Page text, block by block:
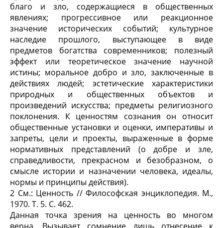
благо и зло, содержащиеся в общественных
явлениях; прогрессивное или реакционное
значение исторических событий; культурное
наследие прошлого, выступающее в виде
предметов богатства современников; полезный
эффект или теоретическое значение научной
истины; моральное добро и зло, заключенные в
действиях людей; эстетические характеристики
природных и общественных объектов и
произведений искусства; предметы религиозного
поклонения. К ценностям сознания он относит
общественные установки и оценки, императивы и
запреты, цели и проекты, выраженные в форме
нормативных представлений (о добре и зле,
справедливости, прекрасном и безобразном, о
смысле истории и назначении человека, идеалы,
нормы и принципы действия).
2 См.: Ценность // Философская энциклопедия. М.,
1970. Т. 5. С. 462.
Данная точка зрения на ценность во многом